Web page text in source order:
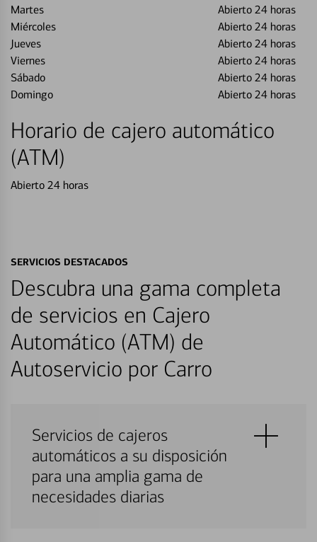
Martes
Abierto 24 horas
Miércoles
Abierto 24 horas
Jueves
Abierto 24 horas
Viernes
Abierto 24 horas
Sábado
Abierto 24 horas
Domingo
Abierto 24 horas
Horario de cajero automático
(ATM)
Abierto 24 horas
SERVICIOS DESTACADOS
Descubra una gama completa
de servicios en Cajero
Automático (ATM) de
Autoservicio por Carro
Servicios de cajeros
automáticos a su disposición
para una amplia gama de
necesidades diarias